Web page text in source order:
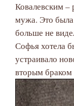
Ковалевским –
мужа. Это была
больше не
Софья хотела
устраивало
вторым